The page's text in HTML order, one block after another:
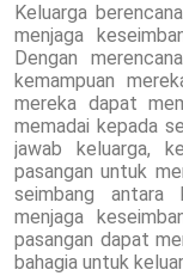
Keluarga
menjaga
Dengan
kemampuan
mereka dapat
memadai kepada
jawab keluarga,
pasangan untuk
seimbang antara
menjaga
pasangan dapat
bahagia untuk